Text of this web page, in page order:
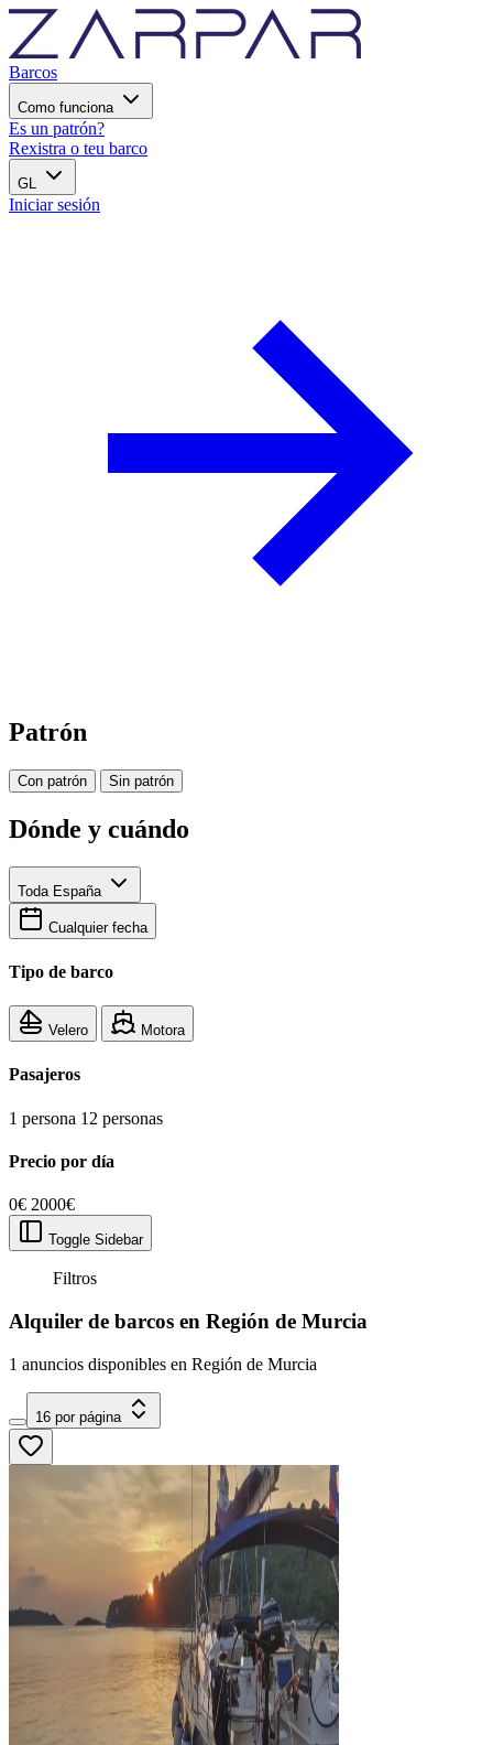
Barcos
Como funciona
Es un patrón?
Rexistra o teu barco
GL
Iniciar sesión
Patrón
Con patrón Sin patrón
Dónde y cuándo
Toda España
Cualquier fecha
Tipo de barco
Velero Motora
Pasajeros
1 persona 12 personas
Precio por día
0€ 2000€
Toggle Sidebar
Filtros
Alquiler de barcos en Región de Murcia
1 anuncios disponibles en Región de Murcia
16 por página